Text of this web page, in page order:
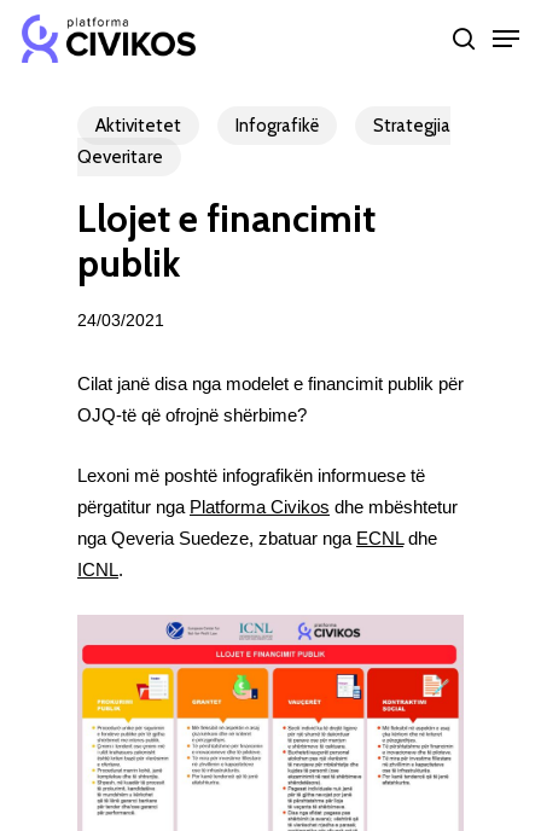
Skip
search
Aktivitetet Infografikë
Strategjia
Qeveritare
Llojet e financimit
publik
24/03/2021
Cilat janë disa nga modelet e financimit publik për
OJQ-të që ofrojnë shërbime?
Lexoni më poshtë infografikën informuese të
përgatitur nga Platforma Civikos dhe mbështetur
nga Qeveria Suedeze, zbatuar nga ECNLdhe
ICNL.